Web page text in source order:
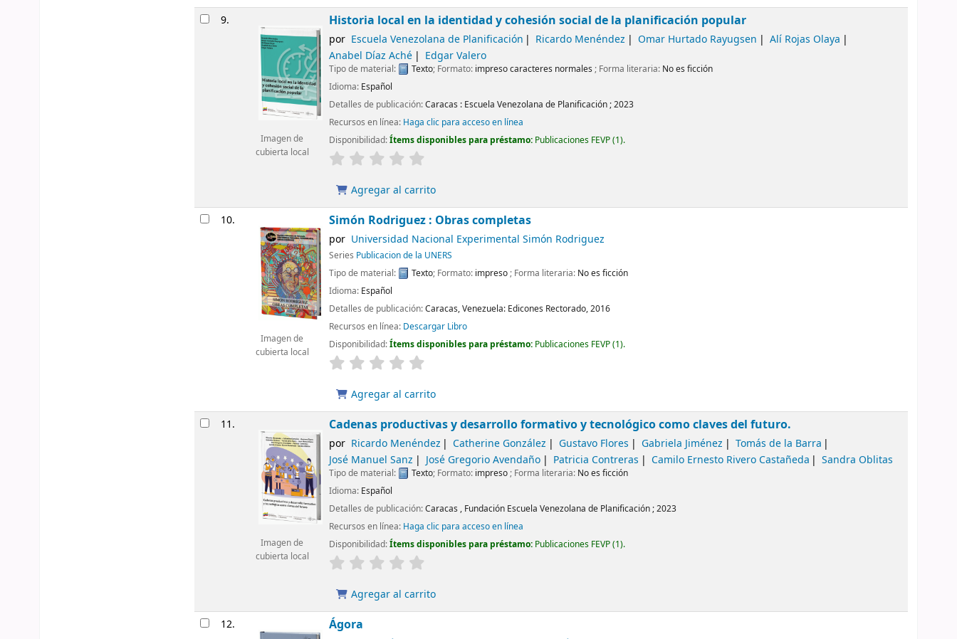
9.
Imagen de
cubierta local
Historia local en la identidad y cohesión social de la planificación popular
por Escuela Venezolana de Planificación Ricardo Menéndez Omar Hurtado Rayugsen
Alí Rojas Olaya
Anabel Díaz Aché
Edgar Valero
Tipo de material: Texto; Formato: impreso caracteres normales; Forma literaria: No es ficción
Idioma: Español
Detalles de publicación:Caracas : Escuela Venezolana de Planificación ;2023
Recursos en línea: Haga clic para acceso en línea
Disponibilidad:Ítems disponibles para préstamo: Publicaciones FEVP(1).
Agregar al carrito
10.
Imagen de
cubierta local
Simón Rodriguez : Obras completas
por Universidad Nacional Experimental Simón Rodriguez
Series Publicacion de la UNERS
Tipo de material:
Texto; Formato: impreso; Forma literaria: No es ficción
Idioma: Español
Detalles de publicación:Caracas, Venezuela: Edicones Rectorado,2016
Recursos en línea: Descargar Libro
Disponibilidad:Ítems disponibles para préstamo: Publicaciones FEVP(1).
Agregar al carrito
11.
Imagen de
cubierta local
Cadenas productivas y desarrollo formativo y tecnológico como claves del futuro.
por Ricardo Menéndez Catherine González Gustavo Flores Gabriela Jiménez
Tomás de la Barra
José Manuel Sanz
José Gregorio Avendaño Patricia Contreras Camilo Ernesto Rivero Castañeda Sandra Oblitas
Tipo de material: Texto; Formato: impreso; Forma literaria: No es ficción
Idioma: Español
Detalles de publicación:Caracas , Fundación Escuela Venezolana de Planificación ;2023
Recursos en línea: Haga clic para acceso en línea
Disponibilidad:Ítems disponibles para préstamo: Publicaciones FEVP(1).
Agregar al carrito
12. Ágora